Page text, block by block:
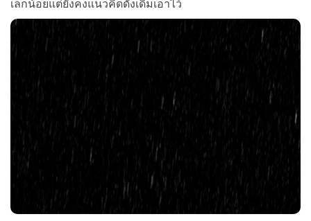
เล็กน้อยแต่ยังคงแนวคิดดั้งเดิมเอาไว้